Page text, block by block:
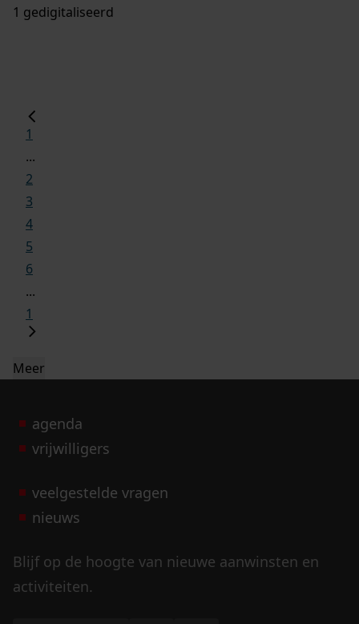
1 gedigitaliseerd
1
...
2
3
4
5
6
...
1
Meer
agenda
vrijwilligers
veelgestelde vragen
nieuws
Blijf op de hoogte van nieuwe aanwinsten en
activiteiten.